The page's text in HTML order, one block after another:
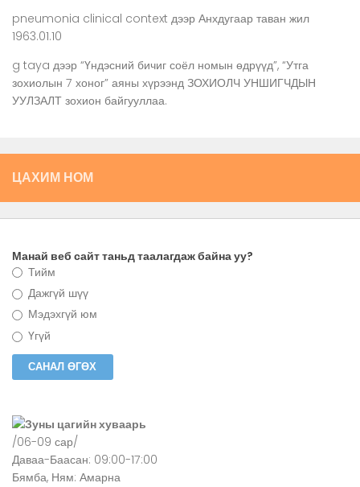
pneumonia clinical context дээр Анхдугаар таван жил
1963.01.10
g taya дээр “Үндэсний бичиг соёл номын өдрүүд”, “Утга
зохиолын 7 хоног” аяны хүрээнд ЗОХИОЛЧ УНШИГЧДЫН
УУЛЗАЛТ зохион байгууллаа.
ЦАХИМ НОМ
Манай веб сайт таньд таалагдаж байна уу?
Тийм
Дажгүй шүү
Мэдэхгүй юм
Үгүй
Зуны цагийн хуваарь
/06-09 сар/
Даваа-Баасан: 09:00-17:00
Бямба, Ням: Амарна